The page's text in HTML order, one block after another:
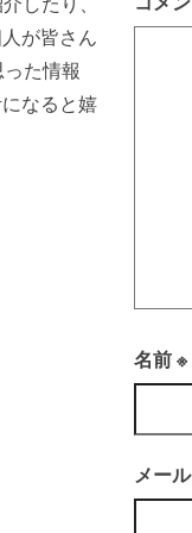
が皆さん
った情報
なると嬉
名前※
メー